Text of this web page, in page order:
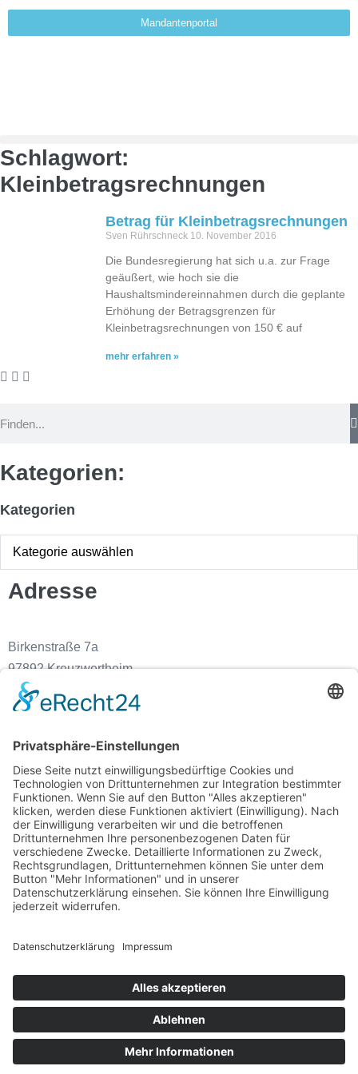
Mandantenportal
Schlagwort:
Kleinbetragsrechnungen
Betrag für Kleinbetragsrechnungen
Sven Rührschneck 10. November 2016
Die Bundesregierung hat sich u.a. zur Frage
geäußert, wie hoch sie die
Haushaltsmindereinnahmen durch die geplante
Erhöhung der Betragsgrenzen für
Kleinbetragsrechnungen von 150 € auf
mehr erfahren »
Kategorien:
Kategorien
Adresse
Birkenstraße 7a
97892 Kreuzwertheim
Kontakt
Fon: 09342-92230
Fax: 09342-922340
steuer@kanzlei-ruehrschneck.de
Büro Öffnungszeiten
Montag – Donnerstag 08:00 – 17:00 Uhr
Datenschutz
Copyright © 2023 Kanzlei-Ruehrschneck | Made with